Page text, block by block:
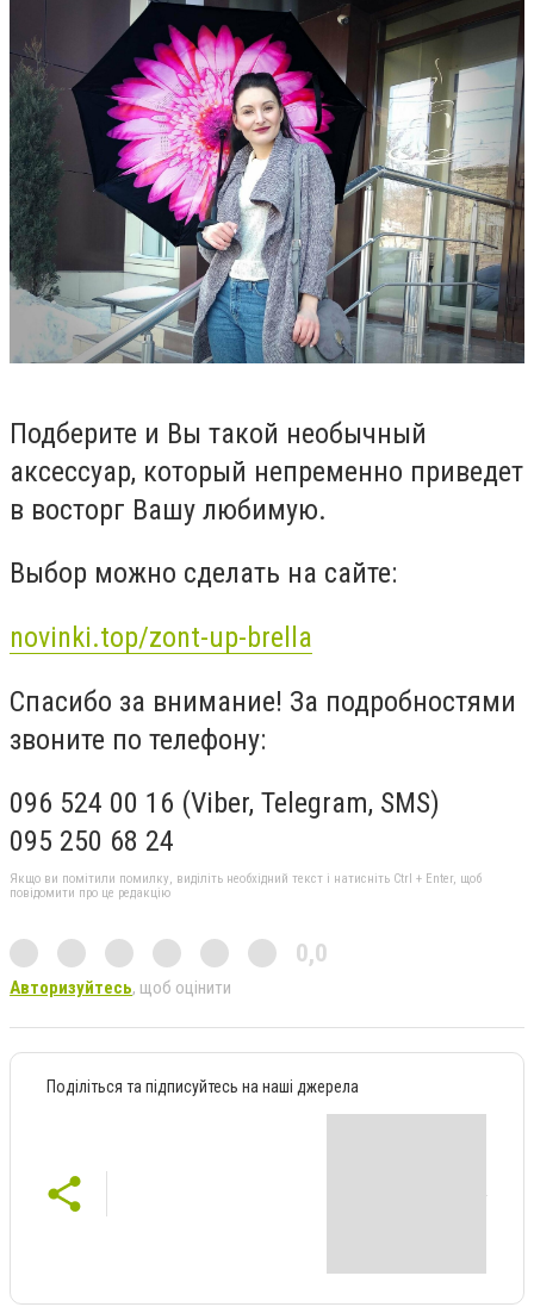
Подберите и Вы такой необычный
аксессуар, который непременно приведет
в восторг Вашу любимую.
Выбор можно сделать на сайте:
novinki.top/zont-up-brella
Спасибо за внимание! За подробностями
звоните по телефону:
096 524 00 16 (Viber, Telegram, SMS)
095 250 68 24
Якщо ви помітили помилку, виділіть необхідний текст і натисніть Ctrl + Enter, щоб
повідомити про це редакцію
0,0
Авторизуйтесь, щоб оцінити
Поділіться та підписуйтесь на наші джерела